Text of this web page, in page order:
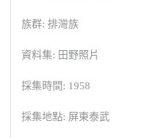
族群: 排灣族
資料集: 田野照片
採集時間: 1958
採集地點: 屏東泰武